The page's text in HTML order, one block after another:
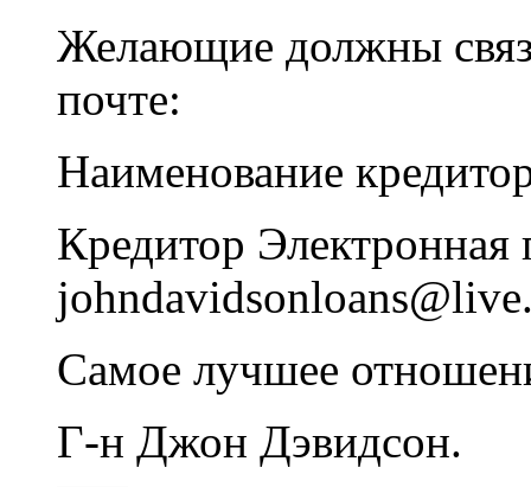
Желающие должны
почте:
Наименование
Кредитор Электронная
Самое лучшее
Г-н Джон Дэвидсон.